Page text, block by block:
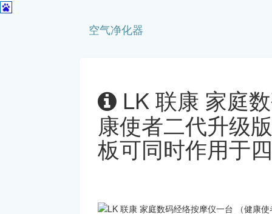
空气净化器
LK 联康 家庭
康使者二代升级
板可同时作用于